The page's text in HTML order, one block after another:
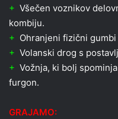
+ Všečen voznikov
kombiju.
+ Ohranjeni fizični gumbi
+ Volanski drog s
+ Vožnja, ki bolj
furgon.
GRAJAMO: